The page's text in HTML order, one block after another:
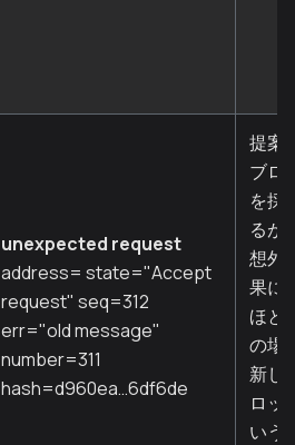
unexpected request
address= state="Accept
request" seq=312
err="old message"
number=311
hash=d960ea…6df6de
提案
ブロ
を採
るが
想外
果に
ほと
の場
新し
ロッ
いう